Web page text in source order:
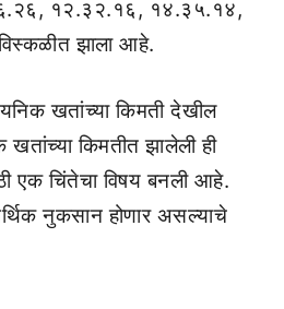
१२.३२.१६, १४.३५.१४,
झाला आहे.
खतांच्या किमती देखील
खतांच्या किमतीत झालेली ही
एक चिंतेचा विषय बनली आहे.
नुकसान होणार असल्याचे